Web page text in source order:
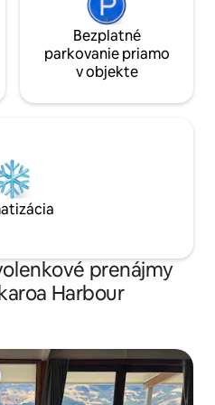
Bezplatné
parkovanie priamo
v objekte
prenájmy
Harbour